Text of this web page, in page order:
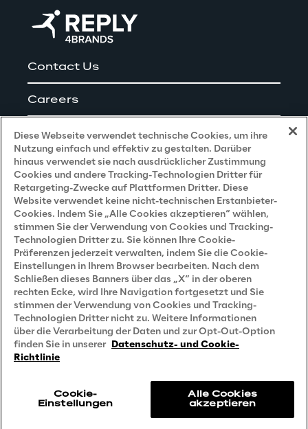
Contact Us
Careers
Impressum
Privacy and Legal
Datenschutz- und Cookie Richtlinie
Datenschutzhinweis(Bewerber)
Datenschutzhinweis (Kunden)
Datenschutzhinweis(Dienstleister)
Datenschutzhinweis(Marketing)
Grundsatzerklärung - LKSG (Deutschland)
Diese Webseite verwendet technische Cookies, um ihre
Nutzung einfach und effektiv zu gestalten. Darüber
hinaus verwendet sie nach ausdrücklicher Zustimmung
Cookies und andere Tracking-Technologien Dritter für
Retargeting-Zwecke auf Plattformen Dritter. Diese
Website verwendet keine nicht-technischen Erstanbieter-
Cookies. Indem Sie „Alle Cookies akzeptieren“ wählen,
stimmen Sie der Verwendung von Cookies und Tracking-
Technologien Dritter zu. Sie können Ihre Cookie-
Präferenzen jederzeit verwalten, indem Sie die Cookie-
Einstellungen in Ihrem Browser bearbeiten. Nach dem
Schließen dieses Banners über das „X“ in der oberen
rechten Ecke, wird Ihre Navigation fortgesetzt und Sie
stimmen der Verwendung von Cookies und Tracking-
Technologien Dritter nicht zu. Weitere Informationen
über die Verarbeitung der Daten und zur Opt-Out-Option
finden Sie in unserer Datenschutz- und Cookie-
Richtlinie
Cookie-
Einstellungen
Alle Cookies
akzeptieren